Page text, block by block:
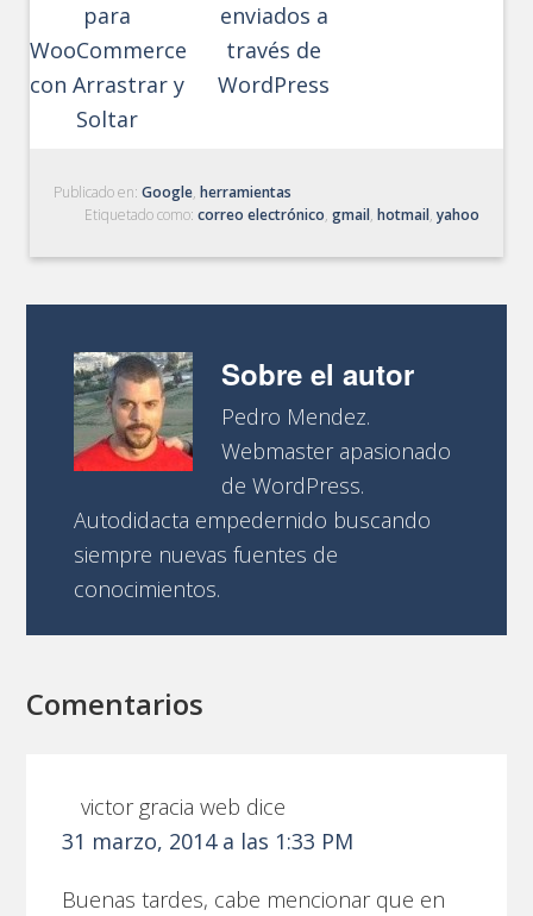
para
WooCommerce
con Arrastrar y
Soltar
enviados a
través de
WordPress
Publicado en:Google,herramientas
Etiquetado como: correo electrónico, gmail, hotmail, yahoo
Sobre el autor
Pedro Mendez.
Webmaster apasionado
de WordPress.
Autodidacta empedernido buscando
siempre nuevas fuentes de
conocimientos.
Comentarios
victor gracia web dice
31 marzo, 2014 a las 1:33 PM
Buenas tardes, cabe mencionar que en